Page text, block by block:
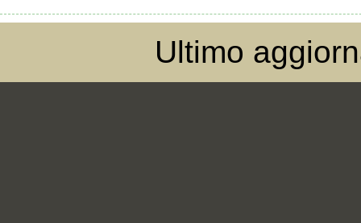
Ultimo